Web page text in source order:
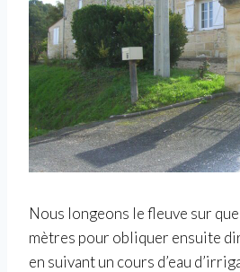
Nous longeons le fleuve sur
mètres pour obliquer ensuite
en suivant un cours d’eau